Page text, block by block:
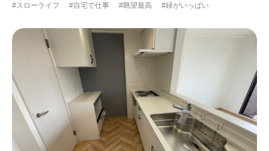
#スローライフ
#自宅で仕事 #眺望最高 #緑がいっぱい